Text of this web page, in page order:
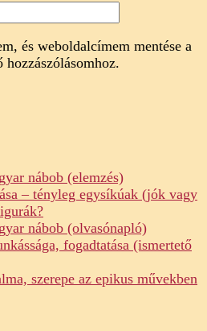
és weboldalcímem mentése a
hozzászólásomhoz.
nábob (elemzés)
– tényleg egysíkúak (jók vagy
nábob (olvasónapló)
fogadtatása (ismertető
szerepe az epikus művekben